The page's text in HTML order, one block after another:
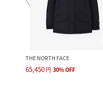
THE NORTH FACE
65,450円 30%OFF